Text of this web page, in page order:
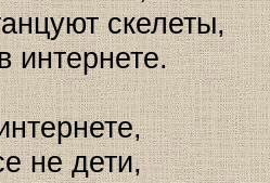
скелеты,
интернете.
не дети,